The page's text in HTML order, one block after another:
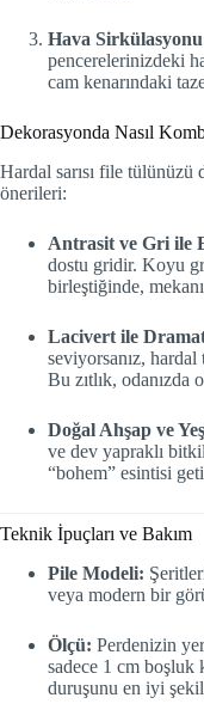
Hava
pencerelerinizdeki
cam kenarındaki
Dekorasyonda Nasıl
Hardal sarısı file tülünüzü
önerileri:
Antrasit ve Gri ile
dostu gridir. Koyu
birleştiğinde,
Lacivert ile
seviyorsanız,
Bu zıtlık, odanızda
Doğal Ahşap ve
ve dev yapraklı
“bohem” esintisi
Teknik İpuçları ve Bakım
Pile Modeli:
veya modern bir
Ölçü: Perdenizin
sadece 1 cm boşluk
duruşunu en iyi